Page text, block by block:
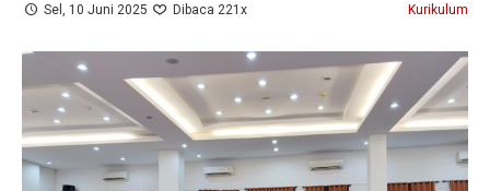
Struktur Organisasi
Sarana dan Prasarana
SCC
KIR
UKS
Koperasi
Jurnalistik
ELITE
E-learning
Perpus Digital
Aplikasi KBM
Guru dan Karyawan
Sel, 10 Juni 2025 Dibaca 221x Kurikulum